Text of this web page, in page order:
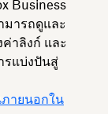
Business
มารถดูและ
าลิงก์ และ
รแบ่งปันสู่
ภายนอกใน